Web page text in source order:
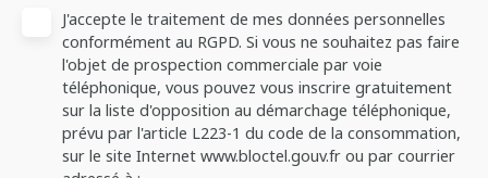
J'accepte le traitement de mes données personnelles
conformément au RGPD. Si vous ne souhaitez pas faire
l'objet de prospection commerciale par voie
téléphonique, vous pouvez vous inscrire gratuitement
sur la liste d'opposition au démarchage téléphonique,
prévu par l'article L223-1 du code de la consommation,
sur le site Internet www.bloctel.gouv.fr ou par courrier